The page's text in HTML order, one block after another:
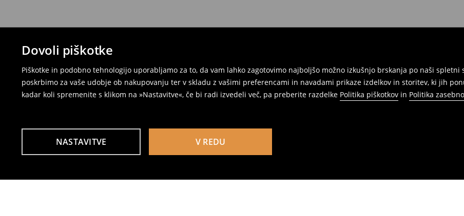
Dovoli piškotke
Piškotke in podobno tehnologijo uporabljamo za to, da vam lahko zagotovimo najboljšo možno izkušnjo brskanja po naši
poskrbimo za vaše udobje ob nakupovanju ter v skladu z vašimi preferencami in navadami prikaze izdelkov in storitev, ki jih
kadar koli spremenite s klikom na »Nastavitve«, če bi radi izvedeli več, pa preberite razdelke Politika piškotkov in Politika
NASTAVITVE V REDU